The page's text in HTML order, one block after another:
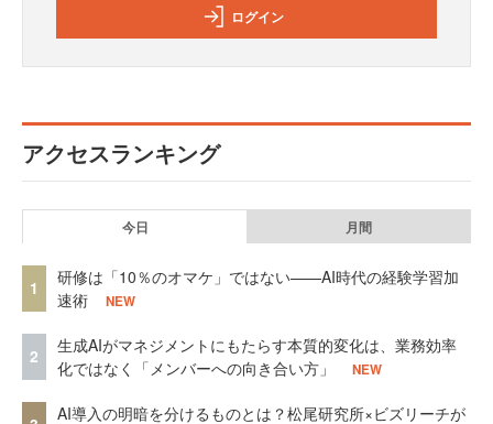
ログイン
アクセスランキング
今日 月間
1
研修は「10％のオマケ」ではない——AI時代の経験学習加
速術
NEW
2
生成AIがマネジメントにもたらす本質的変化は、業務効率
化ではなく「メンバーへの向き合い方」
NEW
AI導入の明暗を分けるものとは？松尾研究所×ビズリーチが